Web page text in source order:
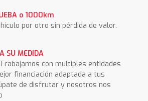
o 1000km
por otro sin pérdida de valor.
SU MEDIDA
con multiples entidades
financiación adaptada a tus
de disfrutar y nosotros nos